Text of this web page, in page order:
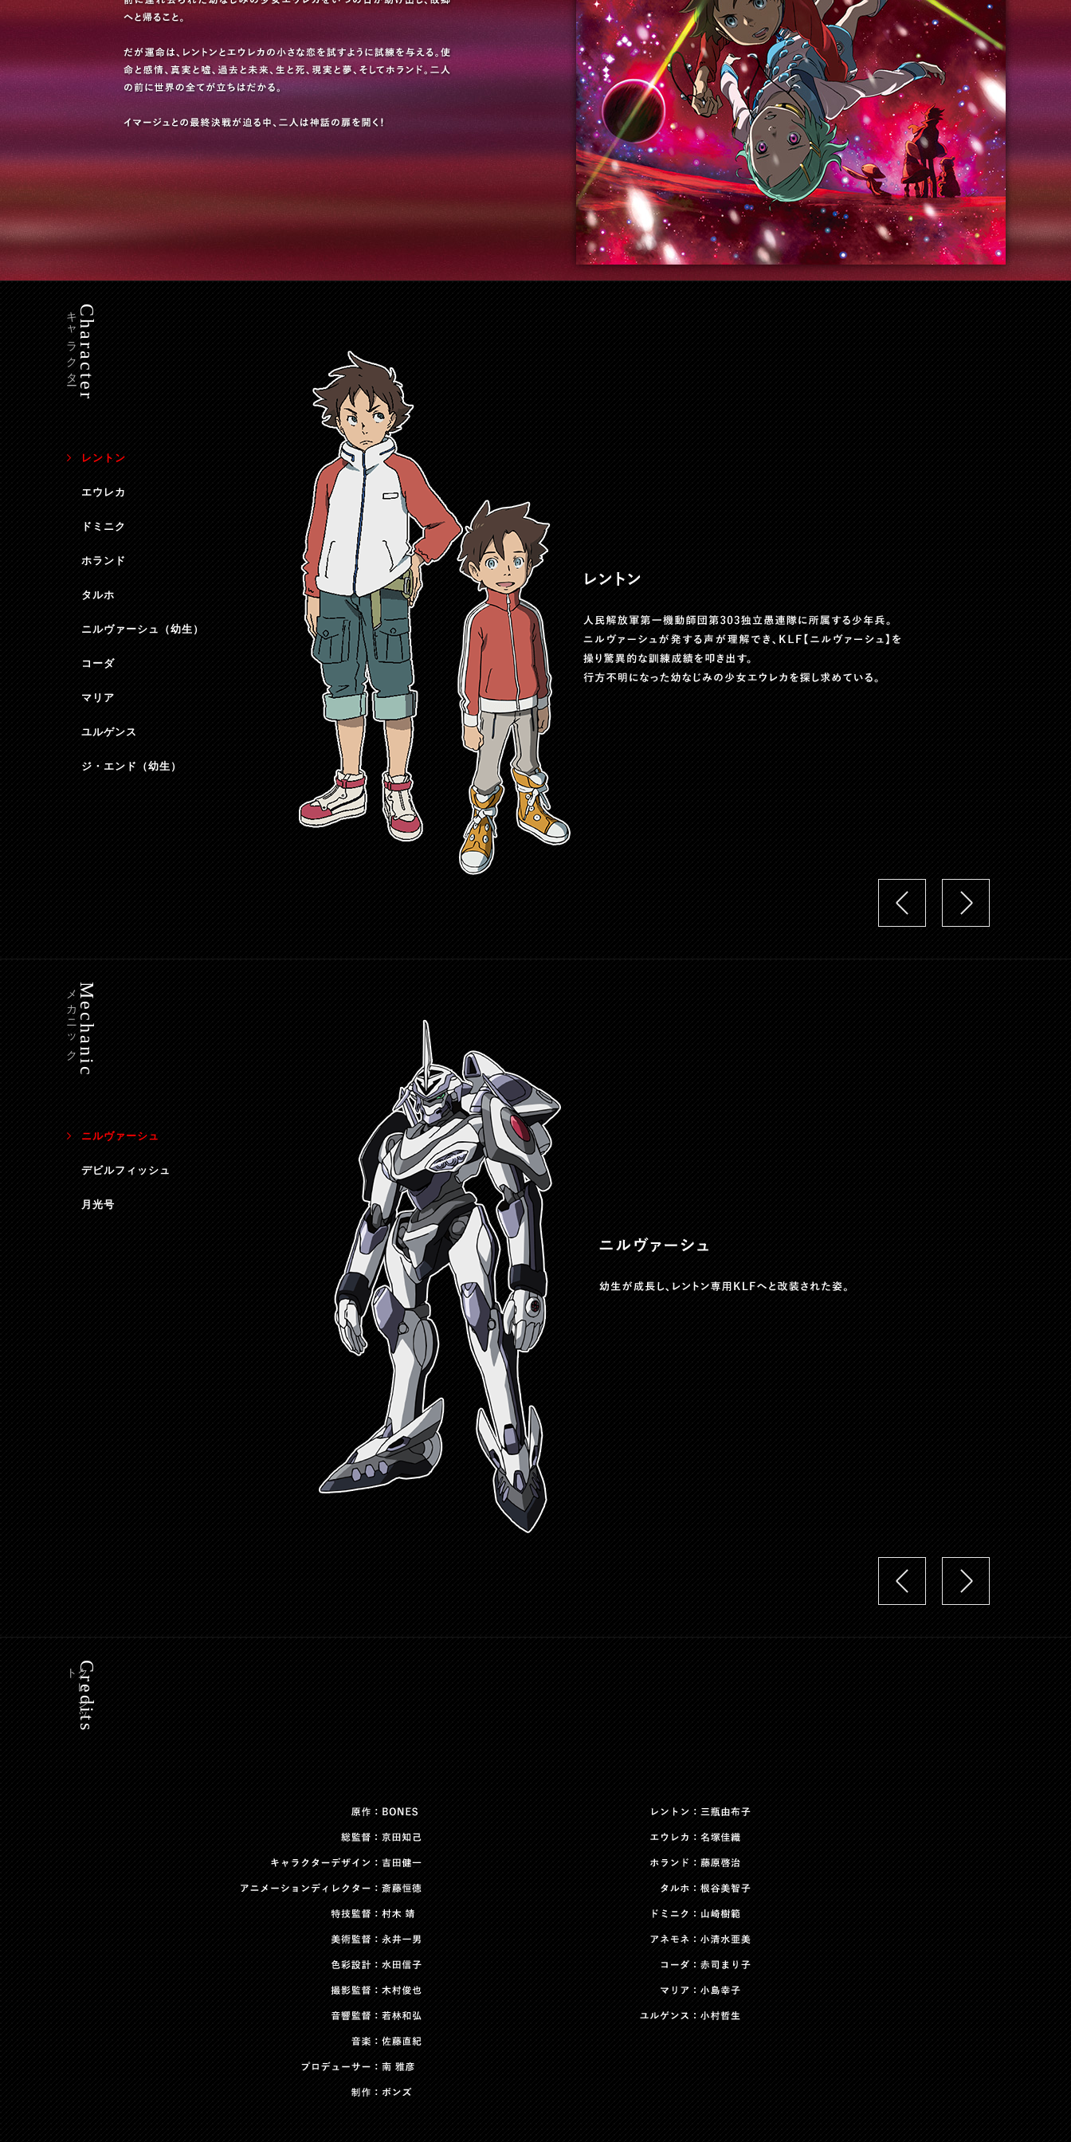
Character
キャラクター
レントン
エウレカ
ドミニク
ホランド
タルホ
ニルヴァーシュ（幼生）
コーダ
マリア
ユルゲンス
ジ・エンド（幼生）
Mechanic
メカニック
ニルヴァーシュ
デビルフィッシュ
月光号
Credits
ク
レ
ジ
ッ
ト